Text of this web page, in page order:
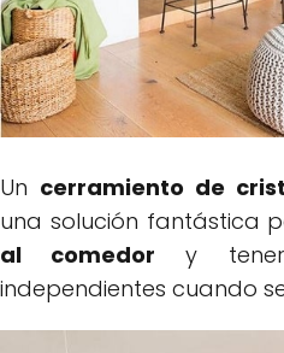
Un cerramiento de
una solución fantástica
al comedor y tener
independientes cuando